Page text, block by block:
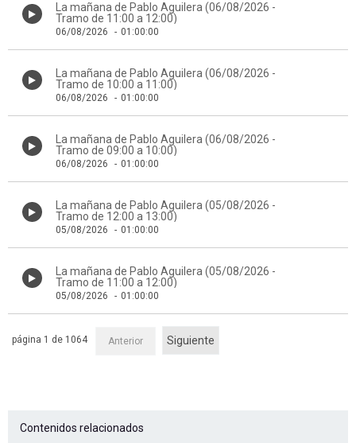
La mañana de Pablo Aguilera (06/08/2026 -
Tramo de 11:00 a 12:00)
06/08/2026 - 01:00:00
La mañana de Pablo Aguilera (06/08/2026 -
Tramo de 10:00 a 11:00)
06/08/2026 - 01:00:00
La mañana de Pablo Aguilera (06/08/2026 -
Tramo de 09:00 a 10:00)
06/08/2026 - 01:00:00
La mañana de Pablo Aguilera (05/08/2026 -
Tramo de 12:00 a 13:00)
05/08/2026 - 01:00:00
La mañana de Pablo Aguilera (05/08/2026 -
Tramo de 11:00 a 12:00)
05/08/2026 - 01:00:00
Anterior Siguiente
página 1 de 1064
Contenidos relacionados